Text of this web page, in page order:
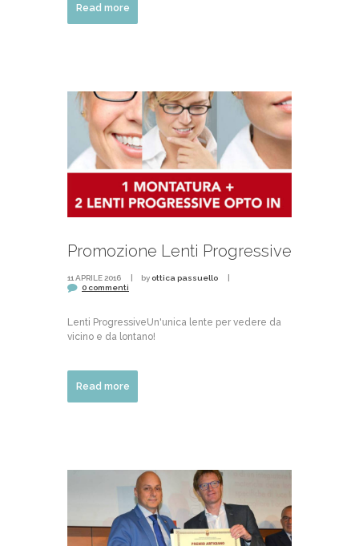
Read more
Promozione Lenti Progressive
11 APRILE 2016 by ottica passuello
0 commenti
Lenti ProgressiveUn'unica lente per vedere da
vicino e da lontano!
Read more